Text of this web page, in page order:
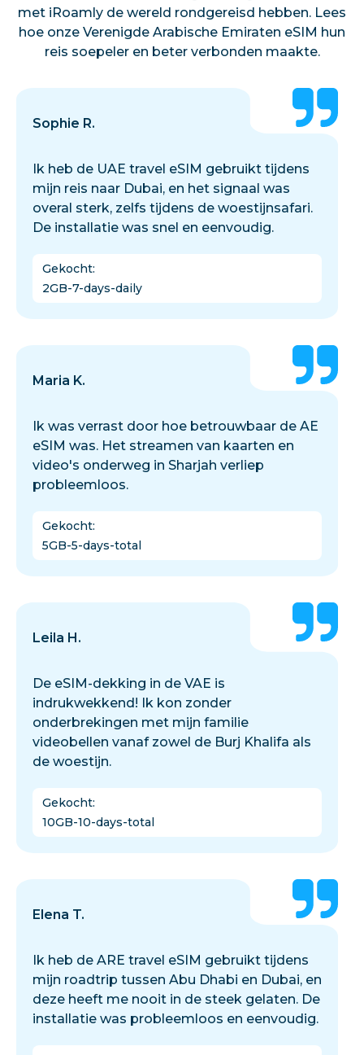
met iRoamly de wereld rondgereisd hebben. Lees
hoe onze Verenigde Arabische Emiraten eSIM hun
reis soepeler en beter verbonden maakte.
Sophie R.
Ik heb de UAE travel eSIM gebruikt tijdens
mijn reis naar Dubai, en het signaal was
overal sterk, zelfs tijdens de woestijnsafari.
De installatie was snel en eenvoudig.
Gekocht:
2GB-7-days-daily
Maria K.
Ik was verrast door hoe betrouwbaar de AE
eSIM was. Het streamen van kaarten en
video's onderweg in Sharjah verliep
probleemloos.
Gekocht:
5GB-5-days-total
Leila H.
De eSIM-dekking in de VAE is
indrukwekkend! Ik kon zonder
onderbrekingen met mijn familie
videobellen vanaf zowel de Burj Khalifa als
de woestijn.
Gekocht:
10GB-10-days-total
Elena T.
Ik heb de ARE travel eSIM gebruikt tijdens
mijn roadtrip tussen Abu Dhabi en Dubai, en
deze heeft me nooit in de steek gelaten. De
installatie was probleemloos en eenvoudig.